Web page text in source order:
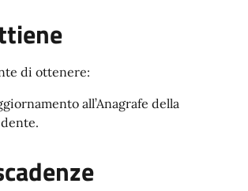
di ottenere:
all’Anagrafe della